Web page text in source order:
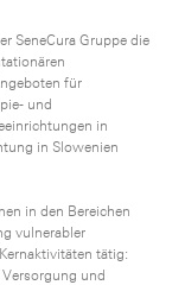
SeneCura Gruppe die
für
und
in
in Slowenien
in den Bereichen
vulnerabler
tätig:
und